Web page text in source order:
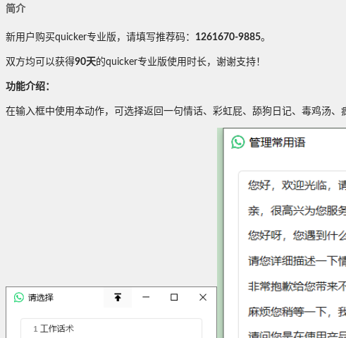
简介
新用户购买quicker专业版，请填写推荐码： 1261670-9885。
双方均可以获得90天的quicker专业版使用时长，谢谢支持！
功能介绍：
在输入框中使用本动作，可选择返回一句情话、彩虹屁、舔狗日记、毒鸡汤